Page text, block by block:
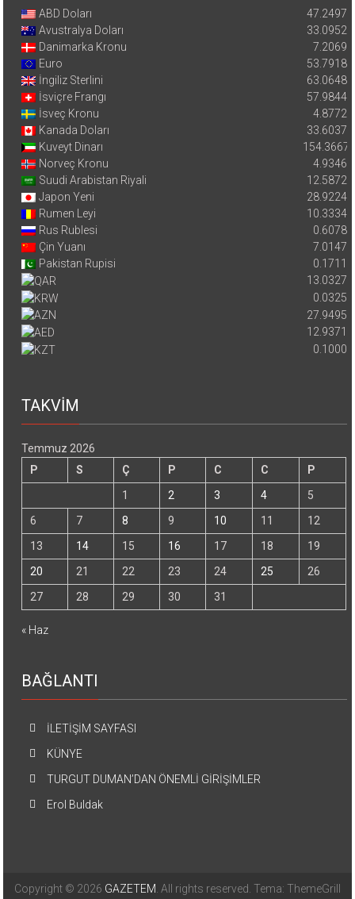
ABD Doları
47.2497
Avustralya Doları
33.0952
Danimarka Kronu
7.2069
Euro
53.7918
İngiliz Sterlini
63.0648
İsviçre Frangı
57.9844
İsveç Kronu
4.8772
Kanada Doları
33.6037
Kuveyt Dinarı
154.3667
Norveç Kronu
4.9346
Suudi Arabistan Riyali
12.5872
Japon Yeni
28.9224
Rumen Leyi
10.3334
Rus Rublesi
0.6078
Çin Yuanı
7.0147
Pakistan Rupisi
0.1711
13.0327
0.0325
27.9495
12.9371
0.1000
TAKVİM
Temmuz 2026
P
S Ç P C C
P
1
2 3 4
5
6
7 8 9 10 11
12
13
14 15 16 17 18
19
20
21 22 23 24 25
26
27
28 29 30 31
« Haz
BAĞLANTI
İLETİŞİM SAYFASI
KÜNYE
TURGUT DUMAN’DAN ÖNEMLİ GİRİŞİMLER
Erol Buldak
Copyright © 2026 GAZETEM . All rights reserved. Tema: ThemeGrill